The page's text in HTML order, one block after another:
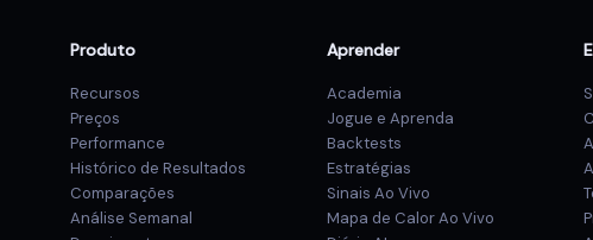
Produto
Recursos
Preços
Performance
Histórico de Resultados
Comparações
Análise Semanal
Aprender
Academia
Jogue e Aprenda
Backtests
Estratégias
Sinais Ao Vivo
Mapa de Calor Ao Vivo